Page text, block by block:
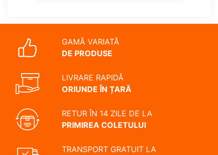
GAMĂ VARIATĂ
DE PRODUSE
LIVRARE RAPIDĂ
ORIUNDE ÎN ȚARĂ
RETUR ÎN 14 ZILE DE LA
PRIMIREA COLETULUI
TRANSPORT GRATUIT LA